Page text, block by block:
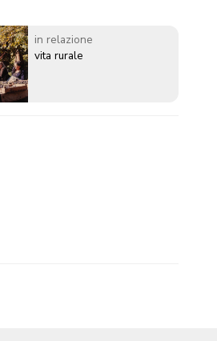
in relazione
vita rurale